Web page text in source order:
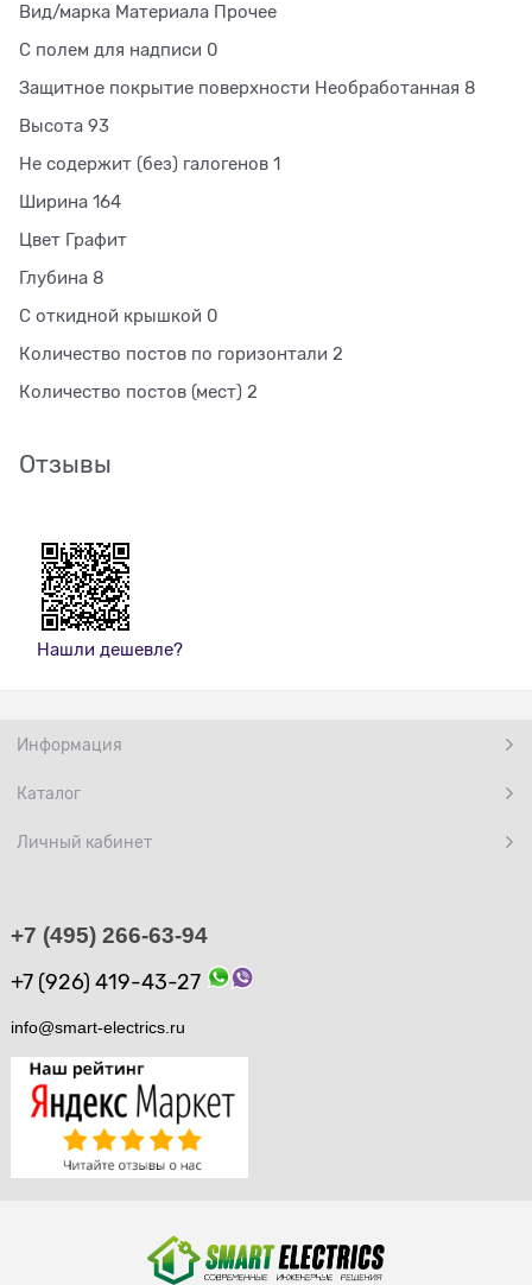
Вид/марка Материала Прочее
С полем для надписи 0
Защитное покрытие поверхности Необработанная 8
Высота 93
Не содержит (без) галогенов 1
Ширина 164
Цвет Графит
Глубина 8
С откидной крышкой 0
Количество постов по горизонтали 2
Количество постов (мест) 2
Отзывы
Нашли дешевле?
Информация
Каталог
Личный кабинет
+7 (495) 266-63-94
+7 (926) 419-43-27
info@smart-electrics.ru